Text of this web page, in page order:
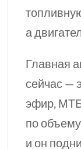
а
Главная
сейчас —
эфир,
по
и он